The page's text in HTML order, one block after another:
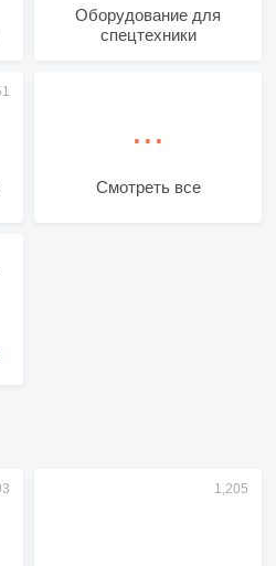
Оборудование для
спецтехники
Смотреть все